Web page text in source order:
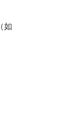
如